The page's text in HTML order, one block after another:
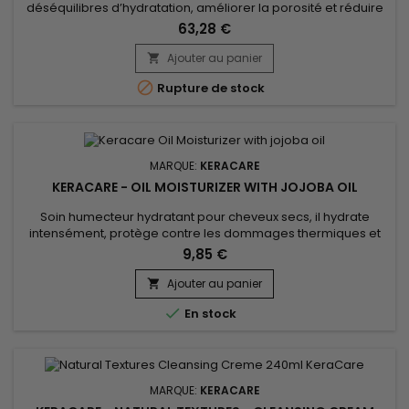
déséquilibres d’hydratation, améliorer la porosité et réduire
la friction entre les fibres capillaires afin de limiter la casse. Il
aide à prévenir la déshydratation causée par les traitements
chimiques et les appareils chauffants, tout en apportant du
corps et de la souplesse aux cheveux. Enrichi...
63,28 €
 Ajouter au panier
 Rupture de stock
MARQUE: KERACARE
KERACARE - OIL MOISTURIZER WITH JOJOBA OIL
Soin humecteur hydratant pour cheveux secs, il hydrate
intensément, protège contre les dommages thermiques et
apporte brillance.&nbsp; Enrichi en huile de Ricin pour
fortifier.&nbsp; Sa formule hydratante riche en nourrit les
cheveux endommagés pour garantir un résultat doux, brillant
et hydraté. &nbsp;Keracare Humecteur à l'huile de Jojoba
fortifie la...
9,85 €
 Ajouter au panier
 En stock
MARQUE: KERACARE